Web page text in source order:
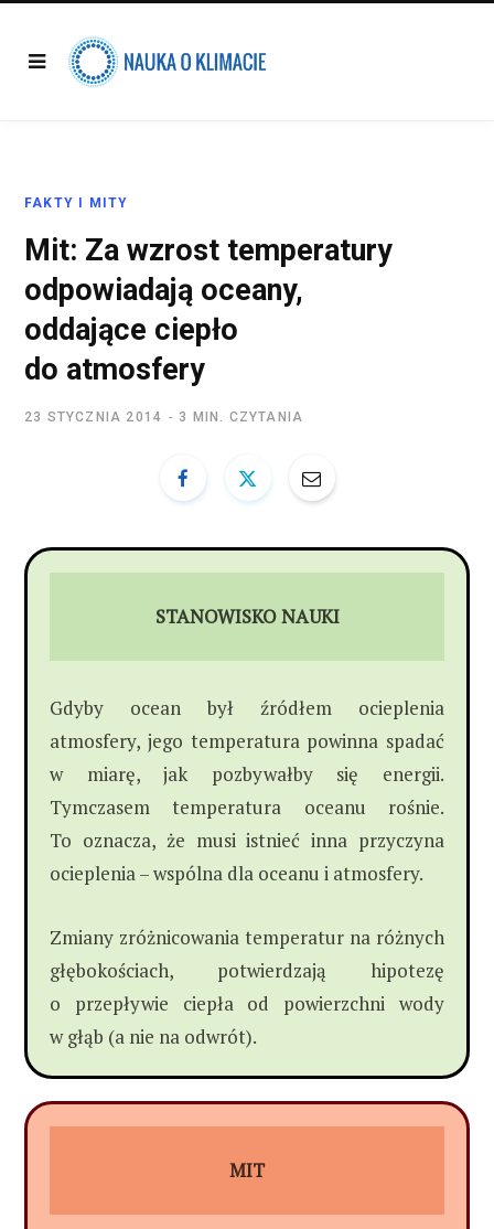
FAKTY I MITY
Mit: Za wzrost temperatury
odpowiadają oceany,
oddające ciepło
do atmosfery
23 STYCZNIA 2014 3 MIN. CZYTANIA
STANOWISKO NAUKI
Gdyby ocean był źródłem ocieplenia
atmosfery, jego temperatura powinna spadać
w miarę, jak pozbywałby się energii.
Tymczasem temperatura oceanu rośnie.
To oznacza, że musi istnieć inna przyczyna
ocieplenia – wspólna dla oceanu i atmosfery.
Zmiany zróżnicowania temperatur na różnych
głębokościach, potwierdzają hipotezę
o przepływie ciepła od powierzchni wody
w głąb (a nie na odwrót).
MIT